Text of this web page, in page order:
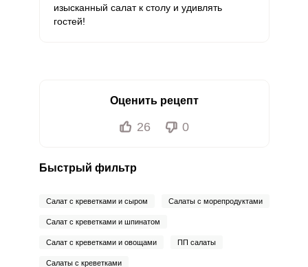
изысканный салат к столу и удивлять
гостей!
Оценить рецепт
26 0
Быстрый фильтр
Салат с креветками и сыром Салаты с морепродуктами
Салат с креветками и шпинатом
Салат с креветками и овощами ПП салаты
Салаты с креветками